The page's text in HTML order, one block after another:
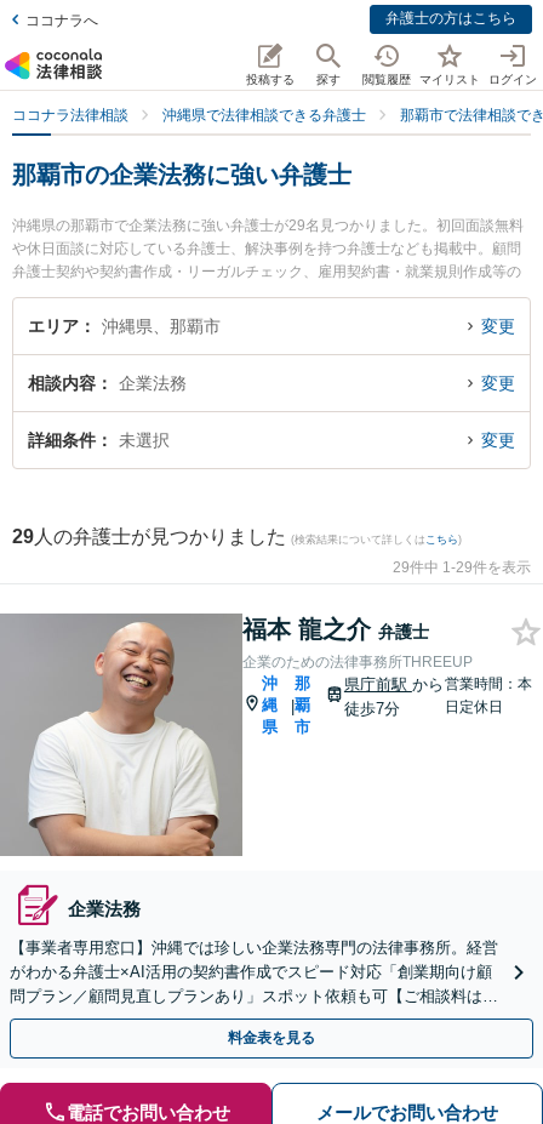
ココナラへ 弁護士の方はこちら
投稿する 探す 閲覧履歴 マイリスト ログイン
ココナラ法律相談 沖縄県で法律相談できる弁護士 那覇市で法律相談で
那覇市の企業法務に強い弁護士
沖縄県の那覇市で企業法務に強い弁護士が29名見つかりました。初回面談無料
や休日面談に対応している弁護士、解決事例を持つ弁護士なども掲載中。顧問
弁護士契約や契約書作成・リーガルチェック、雇用契約書・就業規則作成等の
細かな分野での絞り込み検索もでき便利です。特に企業のための法律事務所TH
REEUPの福本 龍之介弁護士やベリーベスト法律事務所 那覇オフィスの下地 寛
務のトラブルを今すぐに弁護士に相談したい』『企業法務のトラブル解決の実
績豊富な近くの弁護士を検索したい』『初回相談無料で企業法務を法律相談で
きる那覇市内の弁護士に相談予約したい』などでお困りの相談者さんにおすす
エリア 沖縄県、那覇市 変更
相談内容 企業法務 変更
詳細条件 未選択 変更
29 人の弁護士が見つかりました (検索結果について詳しくは こちら)
29件中 1-29件を表示
福本 龍之介 弁護士
企業のための法律事務所THREEUP
沖
縄
県
|
那
覇
市
県庁前駅 から
徒歩7分
営業時間：本
日定休日
企業法務
【事業者専用窓口】沖縄では珍しい企業法務専門の法律事務所。経営
がわかる弁護士×AI活用の契約書作成でスピード対応「創業期向け顧
問プラン／顧問見直しプランあり」スポット依頼も可【ご相談料はご
依頼時に着手金へ充当／休日・夜間相談可】
料金表を見る
電話でお問い合わせ メールでお問い合わせ